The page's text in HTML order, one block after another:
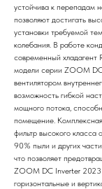
устойчива к перепадам
позволяют достигать
установки требуемой
колебания. В работе
современный
модели серии ZOOM
вентилятором
возможность гибкой
мощного потока,
помещение.
фильтр высокого класса
90% пыли и других
что позволяет
ZOOM DC Inverter 2023
горизонтальные и